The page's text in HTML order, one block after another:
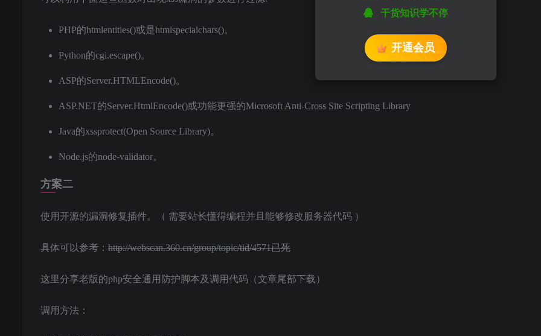
PHP的htmlentities()或是htmlspecialchars()。
Python的cgi.escape()。
ASP的Server.HTMLEncode()。
ASP.NET的Server.HtmlEncode()或功能更强的Microsoft Anti-Cross Site Scripting Library
Java的xssprotect(Open Source Library)。
Node.js的node-validator。
方案二
使用开源的漏洞修复插件。（ 需要站长懂得编程并且能够修改服务器代码 ）
具体可以参考： http://webscan.360.cn/group/topic/tid/4571已死
这里分享老版的php安全通用防护脚本及调用代码（文章尾部下载）
调用方法：
干货知识学不停
开通会员